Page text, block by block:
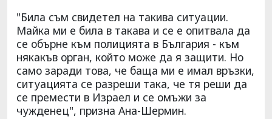
"Била съм свидетел на такива ситуации.
Майка ми е била в такава и се е опитвала да
се обърне към полицията в България - към
някакъв орган, който може да я защити. Но
само заради това, че баща ми е имал връзки,
ситуацията се разреши така, че тя реши да
се премести в Израел и се омъжи за
чужденец", призна Ана-Шермин.